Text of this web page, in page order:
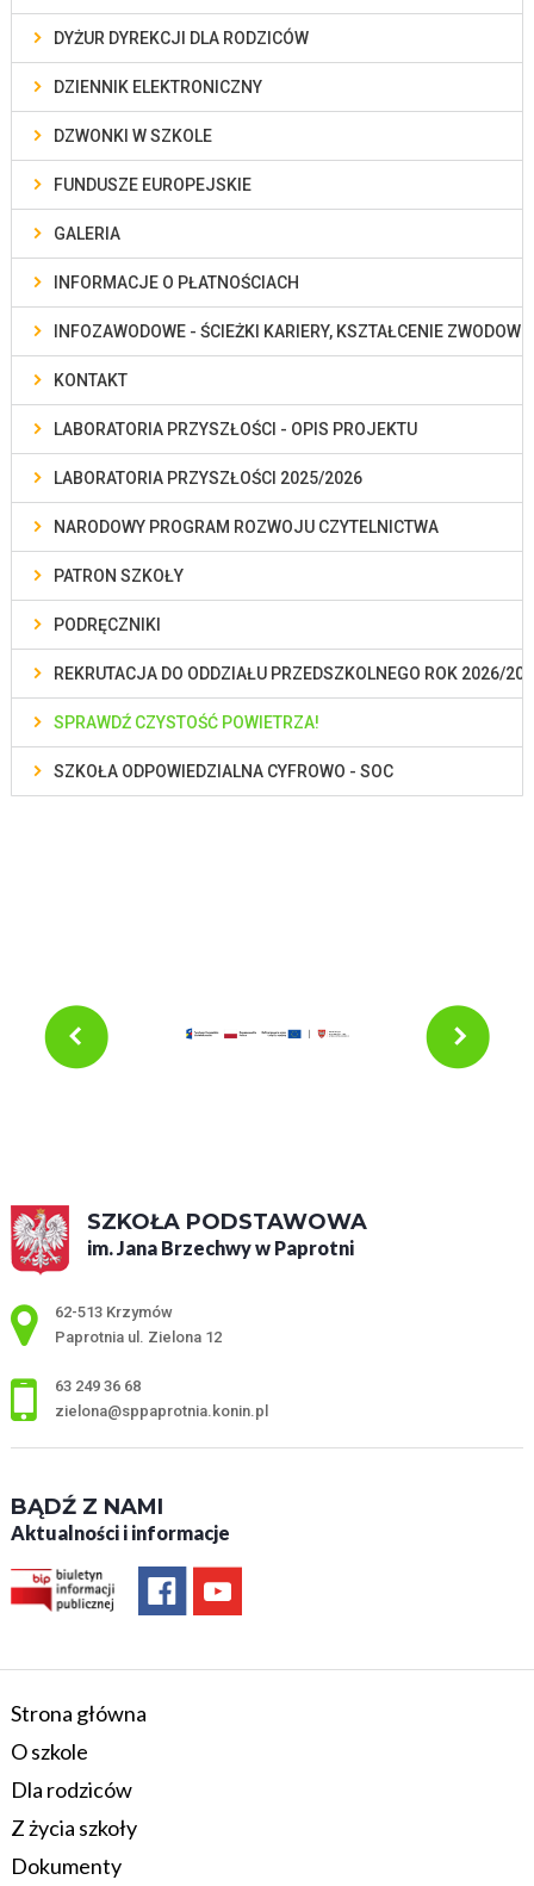
DYŻUR DYREKCJI DLA RODZICÓW
DZIENNIK ELEKTRONICZNY
DZWONKI W SZKOLE
FUNDUSZE EUROPEJSKIE
GALERIA
INFORMACJE O PŁATNOŚCIACH
INFOZAWODOWE - ŚCIEŻKI KARIERY, KSZTAŁCENIE ZWODOWE
KONTAKT
LABORATORIA PRZYSZŁOŚCI - OPIS PROJEKTU
LABORATORIA PRZYSZŁOŚCI 2025/2026
NARODOWY PROGRAM ROZWOJU CZYTELNICTWA
PATRON SZKOŁY
PODRĘCZNIKI
REKRUTACJA DO ODDZIAŁU PRZEDSZKOLNEGO ROK 2026/
SPRAWDŹ CZYSTOŚĆ POWIETRZA!
SZKOŁA ODPOWIEDZIALNA CYFROWO - SOC
SZKOŁA PODSTAWOWA
im. Jana Brzechwy w Paprotni
Adres pocztowy:
62-513 Krzymów
Paprotnia ul. Zielona 12
63 249 36 68
zielona@sppaprotnia.konin.pl
BĄDŹ Z NAMI
Aktualności i informacje
Strona główna
O szkole
Dla rodziców
Z życia szkoły
Dokumenty